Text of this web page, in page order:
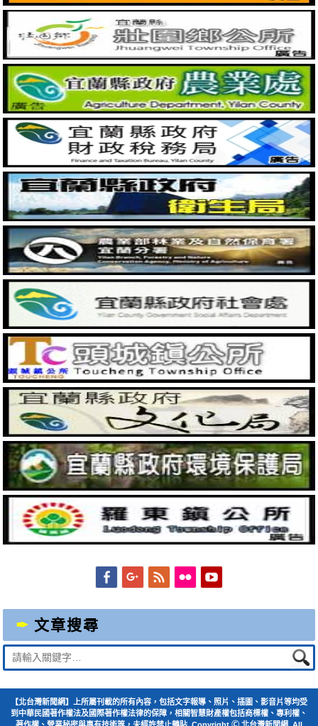
FacebookGoogleplus
Feed Flickr
文章搜尋
Suche
nach:
【北台灣新聞網】上所屬刊載的所有內容，包括文字報導、照片、插圖、影音片等均受
到中華民國著作權法及國際著作權法律的保障，相關智慧財產權包括商標權、專利權、
著作權、營業秘密與專有技術等，未經許禁止轉貼. Copyright Ⓒ 北台灣新聞網. All